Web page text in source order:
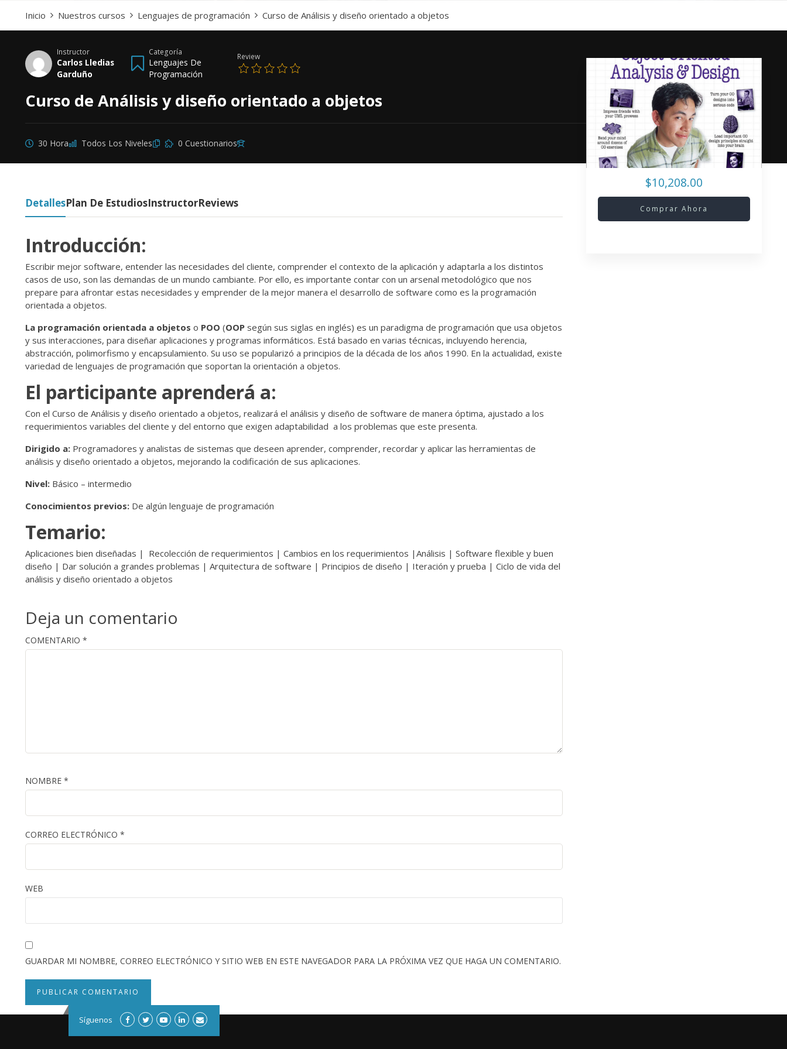
Inicio Nuestros cursos Lenguajes de programación Curso de Análisis y diseño orientado a objetos
Instructor
Carlos Lledias
Garduño
Categoría
Lenguajes De
Programación
Review
Curso de Análisis y diseño orientado a objetos
30 Hora Todos Los Niveles 0 Cuestionarios
DetallesPlan De EstudiosInstructorReviews
Introducción:
Escribir mejor software, entender las necesidades del cliente, comprender el contexto de la aplicación y adaptarla a los distintos
casos de uso, son las demandas de un mundo cambiante. Por ello, es importante contar con un arsenal metodológico que nos
prepare para afrontar estas necesidades y emprender de la mejor manera el desarrollo de software como es la programación
orientada a objetos.
La programación orientada a objetos o POO (OOP según sus siglas en inglés) es un paradigma de programación que usa objetos
y sus interacciones, para diseñar aplicaciones y programas informáticos. Está basado en varias técnicas, incluyendo herencia,
abstracción, polimorfismo y encapsulamiento. Su uso se popularizó a principios de la década de los años 1990. En la actualidad, existe
variedad de lenguajes de programación que soportan la orientación a objetos.
El participante aprenderá a:
Con el Curso de Análisis y diseño orientado a objetos, realizará el análisis y diseño de software de manera óptima, ajustado a los
requerimientos variables del cliente y del entorno que exigen adaptabilidad a los problemas que este presenta.
Dirigido a: Programadores y analistas de sistemas que deseen aprender, comprender, recordar y aplicar las herramientas de
análisis y diseño orientado a objetos, mejorando la codificación de sus aplicaciones.
Nivel: Básico – intermedio
Conocimientos previos: De algún lenguaje de programación
Temario:
Aplicaciones bien diseñadas | Recolección de requerimientos | Cambios en los requerimientos |Análisis | Software flexible y buen
diseño | Dar solución a grandes problemas | Arquitectura de software | Principios de diseño | Iteración y prueba | Ciclo de vida del
análisis y diseño orientado a objetos
Deja un comentario
COMENTARIO *
NOMBRE *
CORREO ELECTRÓNICO *
WEB
GUARDAR MI NOMBRE, CORREO ELECTRÓNICO Y SITIO WEB EN ESTE NAVEGADOR PARA LA PRÓXIMA VEZ QUE HAGA UN COMENTARIO.
$10,208.00
Comprar Ahora
Síguenos